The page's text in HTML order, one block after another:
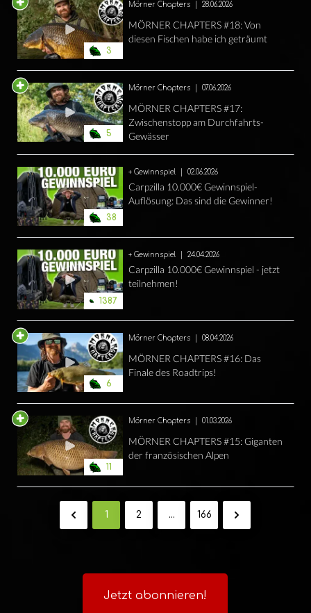
3
Mörner Chapters 28.06.2026
MÖRNER CHAPTERS #18: Von
diesen Fischen habe ich geträumt
5
Mörner Chapters 07.06.2026
MÖRNER CHAPTERS #17:
Zwischenstopp am Durchfahrts-
Gewässer
38
+ Gewinnspiel 02.06.2026
Carpzilla 10.000€ Gewinnspiel-
Auflösung: Das sind die Gewinner!
1387
+ Gewinnspiel 24.04.2026
Carpzilla 10.000€ Gewinnspiel - jetzt
teilnehmen!
6
Mörner Chapters 08.04.2026
MÖRNER CHAPTERS #16: Das
Finale des Roadtrips!
11
Mörner Chapters 01.03.2026
MÖRNER CHAPTERS #15: Giganten
der französischen Alpen
1 2 ... 166
Jetzt abonnieren!